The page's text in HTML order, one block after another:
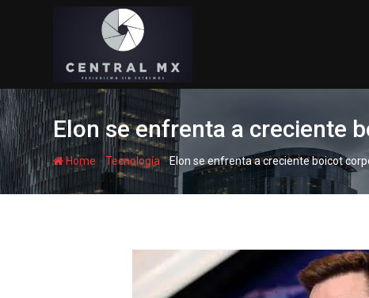
Elon se enfrenta a creciente
Home -Tecnología-Elon se enfrenta a creciente boicot